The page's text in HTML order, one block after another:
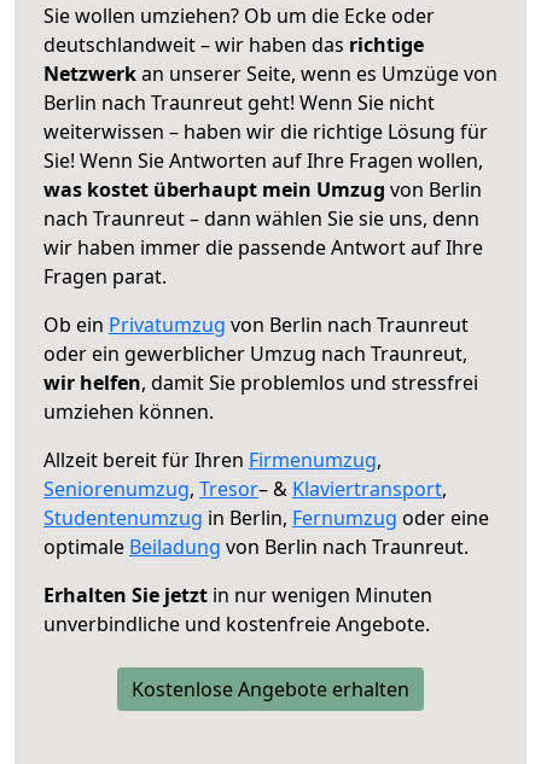
Sie wollen umziehen? Ob um die Ecke oder
deutschlandweit – wir haben das richtige
Netzwerkan unserer Seite, wenn es Umzüge von
Berlin nach Traunreut geht! Wenn Sie nicht
weiterwissen – haben wir die richtige Lösung für
Sie! Wenn Sie Antworten auf Ihre Fragen wollen,
was kostet überhaupt mein Umzug von Berlin
nach Traunreut – dann wählen Sie sie uns, denn
wir haben immer die passende Antwort auf Ihre
Fragen parat.
Ob ein Privatumzug von Berlin nach Traunreut
oder ein gewerblicher Umzug nach Traunreut,
wir helfen, damit Sie problemlos und stressfrei
umziehen können.
Allzeit bereit für Ihren Firmenumzug,
Seniorenumzug, Tresor– & Klaviertransport,
Studentenumzug in Berlin, Fernumzug oder eine
optimale Beiladung von Berlin nach Traunreut.
Erhalten Sie jetzt in nur wenigen Minuten
unverbindliche und kostenfreie Angebote.
Kostenlose Angebote erhalten